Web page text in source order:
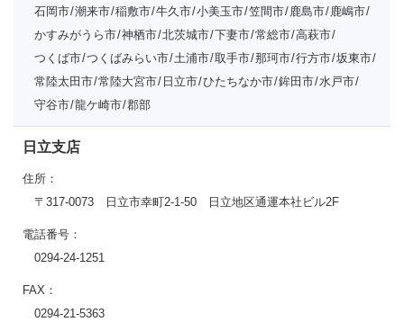
石岡市 潮来市 稲敷市 牛久市 小美玉市 笠間市 鹿島市 鹿嶋市
かすみがうら市 神栖市 北茨城市 下妻市 常総市 高萩市
つくば市 つくばみらい市 土浦市 取手市 那珂市 行方市 坂東市
常陸太田市 常陸大宮市 日立市 ひたちなか市 鉾田市 水戸市
守谷市 龍ケ崎市 郡部
日立支店
住所：
〒317-0073 日立市幸町2-1-50 日立地区通運本社ビル2F
電話番号：
0294-24-1251
FAX：
0294-21-5363